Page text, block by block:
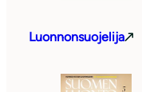
Luonnonsuojelija